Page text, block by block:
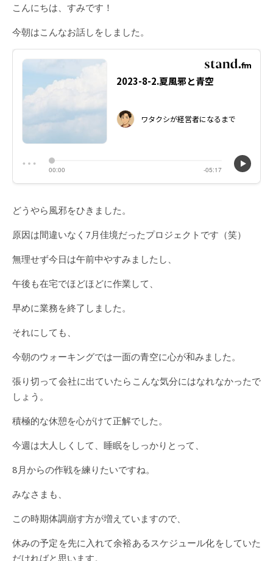
こんにちは、すみです！
今朝はこんなお話しをしました。
どうやら風邪をひきました。
原因は間違いなく7月佳境だったプロジェクトです（笑）
無理せず今日は午前中やすみましたし、
午後も在宅でほどほどに作業して、
早めに業務を終了しました。
それにしても、
今朝のウォーキングでは一面の青空に心が和みました。
張り切って会社に出ていたらこんな気分にはなれなかったで
しょう。
積極的な休憩を心がけて正解でした。
今週は大人しくして、睡眠をしっかりとって、
8月からの作戦を練りたいですね。
みなさまも、
この時期体調崩す方が増えていますので、
休みの予定を先に入れて余裕あるスケジュール化をしていた
だければと思います。